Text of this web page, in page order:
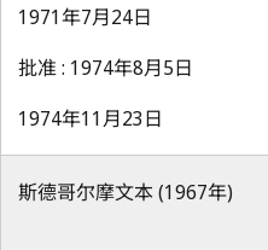
1971年7月24日
批准 : 1974年8月5日
1974年11月23日
斯德哥尔摩文本 (1967年)